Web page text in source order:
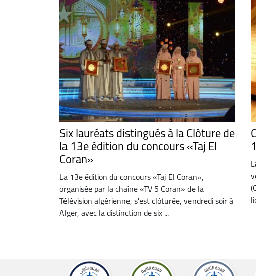
Six lauréats distingués à la Clôture de
la 13e édition du concours «Taj El
Coran»
La 13e édition du concours «Taj El Coran»,
organisée par la chaîne «TV 5 Coran» de la
Télévision algérienne, s'est clôturée, vendredi soir à
Alger, avec la distinction de six ...